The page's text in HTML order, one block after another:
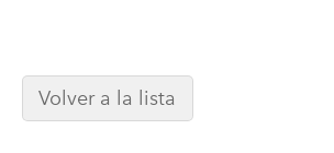
Volver a la lista